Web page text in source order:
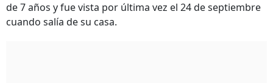
de 7 años y fue vista por última vez el 24 de septiembre
cuando salía de su casa.